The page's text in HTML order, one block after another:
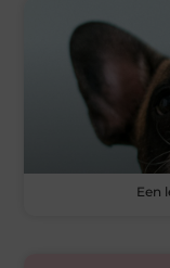
Een